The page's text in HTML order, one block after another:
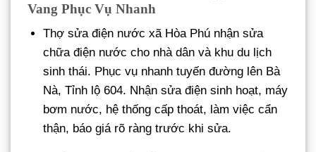
Vang Phục Vụ Nhanh
Thợ sửa điện nước xã Hòa Phú nhận sửa
chữa điện nước cho nhà dân và khu du lịch
sinh thái. Phục vụ nhanh tuyến đường lên Bà
Nà, Tỉnh lộ 604. Nhận sửa điện sinh hoạt, máy
bơm nước, hệ thống cấp thoát, làm việc cẩn
thận, báo giá rõ ràng trước khi sửa.